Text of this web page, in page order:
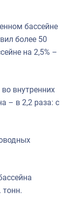
бассейне
более 50
на 2,5% –
внутренних
– в 2,2 раза: с
тонн.